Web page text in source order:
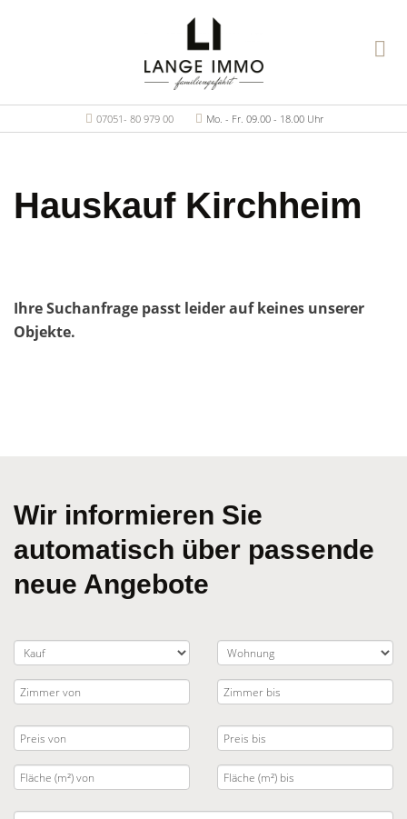
07051- 80 979 00 Mo. - Fr. 09.00 - 18.00 Uhr
Hauskauf Kirchheim
Ihre Suchanfrage passt leider auf keines unserer
Objekte.
Wir informieren Sie
automatisch über passende
neue Angebote